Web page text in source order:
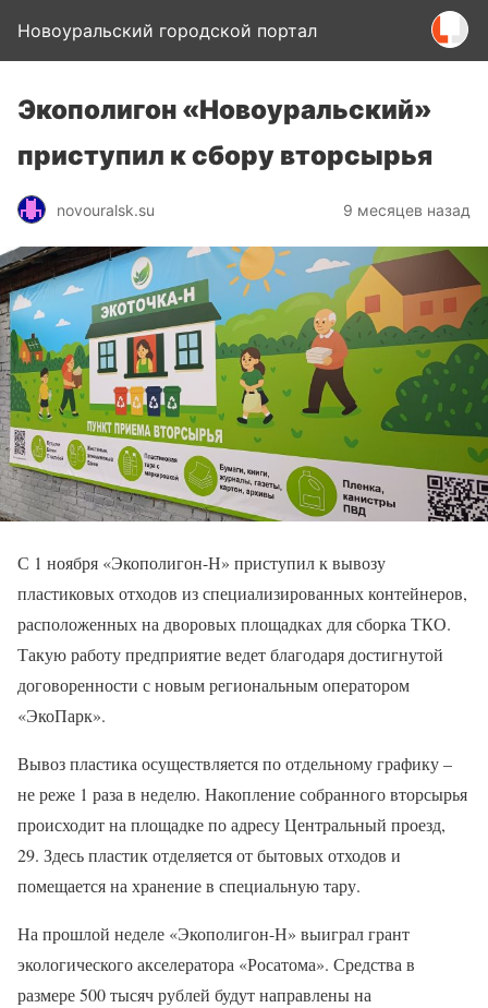
Новоуральский городской портал
Экополигон «Новоуральский»
приступил к сбору вторсырья
novouralsk.su 9 месяцев назад
С 1 ноября «Экополигон-Н» приступил к вывозу
пластиковых отходов из специализированных контейнеров,
расположенных на дворовых площадках для сборка ТКО.
Такую работу предприятие ведет благодаря достигнутой
договоренности с новым региональным оператором
«ЭкоПарк».
Вывоз пластика осуществляется по отдельному графику –
не реже 1 раза в неделю. Накопление собранного вторсырья
происходит на площадке по адресу Центральный проезд,
29. Здесь пластик отделяется от бытовых отходов и
помещается на хранение в специальную тару.
На прошлой неделе «Экополигон-Н» выиграл грант
экологического акселератора «Росатома». Средства в
размере 500 тысяч рублей будут направлены на